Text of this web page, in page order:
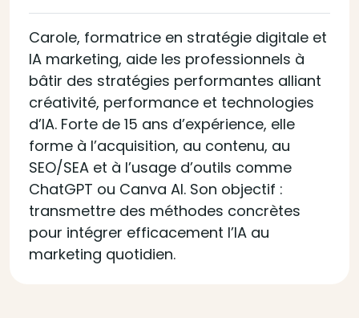
Carole, formatrice en stratégie digitale et
IA marketing, aide les professionnels à
bâtir des stratégies performantes alliant
créativité, performance et technologies
d’IA. Forte de 15 ans d’expérience, elle
forme à l’acquisition, au contenu, au
SEO/SEA et à l’usage d’outils comme
ChatGPT ou Canva AI. Son objectif :
transmettre des méthodes concrètes
pour intégrer efficacement l’IA au
marketing quotidien.